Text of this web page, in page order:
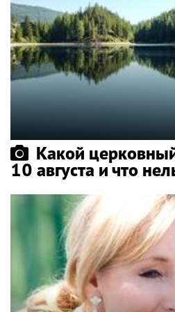
Какой
10 августа и что